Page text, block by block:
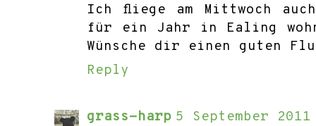
Ich fliege am Mittwoch
für ein Jahr in Ealing
Wünsche dir einen guten
Reply
grass-harp 5 September